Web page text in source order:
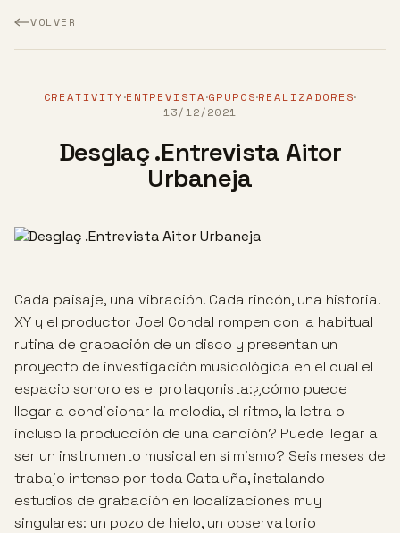
VOLVER
CREATIVITY·ENTREVISTA·GRUPOS·REALIZADORES·
13/12/2021
Desglaç .Entrevista Aitor
Urbaneja
Cada paisaje, una vibración. Cada rincón, una historia.
XY y el productor Joel Condal rompen con la habitual
rutina de grabación de un disco y presentan un
proyecto de investigación musicológica en el cual el
espacio sonoro es el protagonista:¿cómo puede
llegar a condicionar la melodía, el ritmo, la letra o
incluso la producción de una canción? Puede llegar a
ser un instrumento musical en sí mismo? Seis meses de
trabajo intenso por toda Cataluña, instalando
estudios de grabación en localizaciones muy
singulares: un pozo de hielo, un observatorio